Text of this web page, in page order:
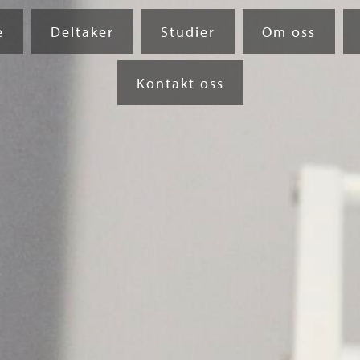
Deltaker Studier Om oss
Kontakt oss